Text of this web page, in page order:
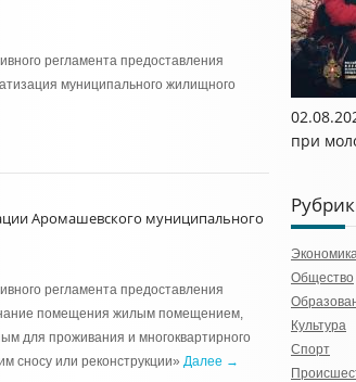
регламента предоставления
муниципального жилищного
Аромашевского муниципального
регламента предоставления
помещения жилым помещением,
для проживания и многоквартирного
сносу или реконструкции» Далее →
при
Общество
Культура
Спорт